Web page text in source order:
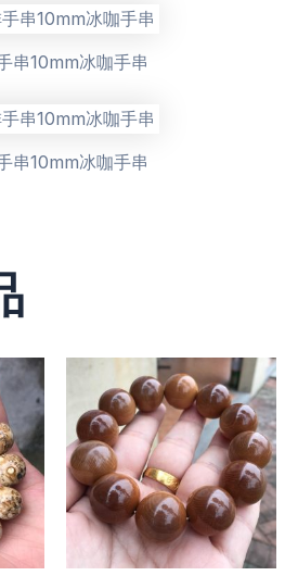
串10mm冰咖手串
串10mm冰咖手串